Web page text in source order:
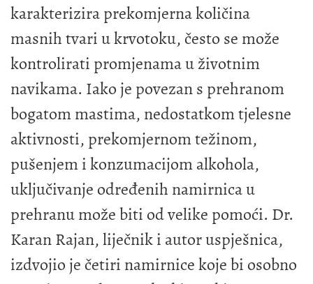
karakterizira prekomjerna količina
masnih tvari u krvotoku, često se može
kontrolirati promjenama u životnim
navikama. Iako je povezan s prehranom
bogatom mastima, nedostatkom tjelesne
aktivnosti, prekomjernom težinom,
pušenjem i konzumacijom alkohola,
uključivanje određenih namirnica u
prehranu može biti od velike pomoći. Dr.
Karan Rajan, liječnik i autor uspješnica,
izdvojio je četiri namirnice koje bi osobno